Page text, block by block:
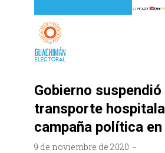
Gobierno suspendió
transporte
campaña política
9 de noviembre de 2020